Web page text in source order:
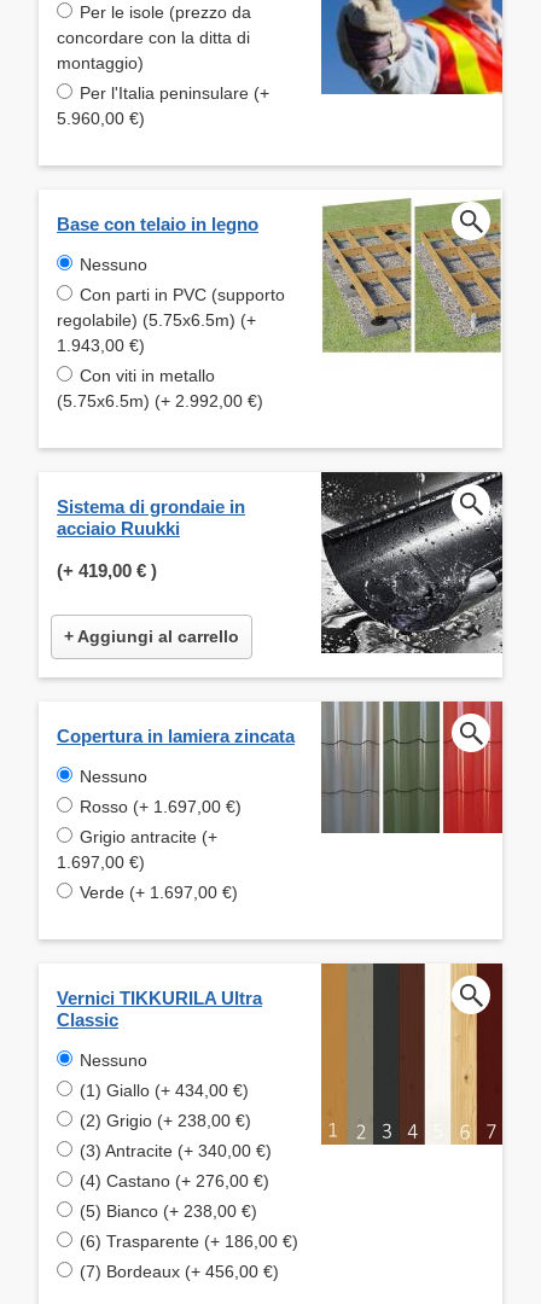
Per le isole (prezzo da
concordare con la ditta di
montaggio)
Per l'Italia peninsulare (+
5.960,00 €)
Base con telaio in legno
Nessuno
Con parti in PVC (supporto
regolabile) (5.75x6.5m) (+
1.943,00 €)
Con viti in metallo
(5.75x6.5m) (+ 2.992,00 €)
Sistema di grondaie in
acciaio Ruukki
(+ 419,00 € )
+ Aggiungi al carrello
Copertura in lamiera zincata
Nessuno
Rosso (+ 1.697,00 €)
Grigio antracite (+
1.697,00 €)
Verde (+ 1.697,00 €)
Vernici TIKKURILA Ultra
Classic
Nessuno
(1) Giallo (+ 434,00 €)
(2) Grigio (+ 238,00 €)
(3) Antracite (+ 340,00 €)
(4) Castano (+ 276,00 €)
(5) Bianco (+ 238,00 €)
(6) Trasparente (+ 186,00 €)
(7) Bordeaux (+ 456,00 €)